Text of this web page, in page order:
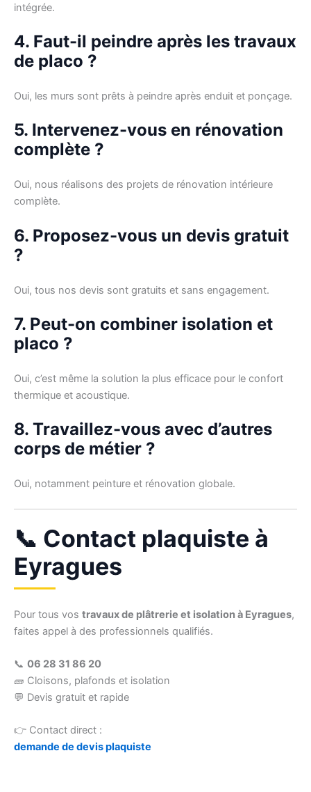
intégrée.
4. Faut-il peindre après les travaux
de placo ?
Oui, les murs sont prêts à peindre après enduit et ponçage.
5. Intervenez-vous en rénovation
complète ?
Oui, nous réalisons des projets de rénovation intérieure
complète.
6. Proposez-vous un devis gratuit
?
Oui, tous nos devis sont gratuits et sans engagement.
7. Peut-on combiner isolation et
placo ?
Oui, c’est même la solution la plus efficace pour le confort
thermique et acoustique.
8. Travaillez-vous avec d’autres
corps de métier ?
Oui, notamment peinture et rénovation globale.
📞 Contact plaquiste à
Eyragues
Pour tous vos travaux de plâtrerie et isolation à Eyragues,
faites appel à des professionnels qualifiés.
📞 06 28 31 86 20
🧱 Cloisons, plafonds et isolation
💬 Devis gratuit et rapide
👉 Contact direct :
demande de devis plaquiste